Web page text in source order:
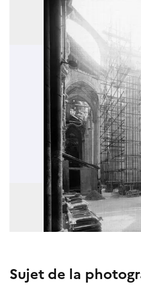
Sujet de la